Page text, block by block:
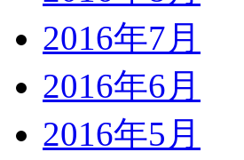
2016年7月
2016年6月
2016年5月